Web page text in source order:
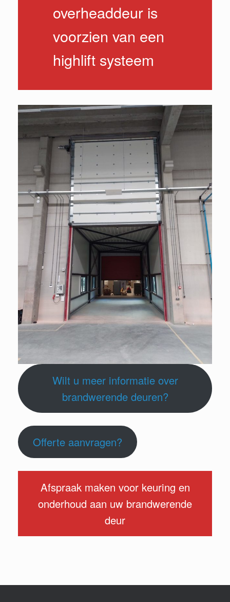
overheaddeur is
voorzien van een
highlift systeem
Wilt u meer informatie over
brandwerende deuren?
Offerte aanvragen?
Afspraak maken voor keuring en
onderhoud aan uw brandwerende
deur